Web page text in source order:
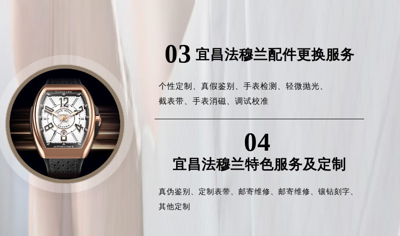
03 宜昌法穆兰配件更换服务
个性定制、真假鉴别、手表检测、轻微抛光、
截表带、手表消磁、调试校准
04
宜昌法穆兰特色服务及定制
真伪鉴别、 定制表带、 邮寄维修、 邮寄维修、镶钻刻字、
其他定制